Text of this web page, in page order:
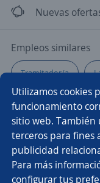
Utilizamos cookies
funcionamiento
sitio web. También
terceros para fines
publicidad
Para más
configurar tus
Nuevas
Empleos similares
Tramitador/a
Especialista
Embarques
Ayudante de almacén